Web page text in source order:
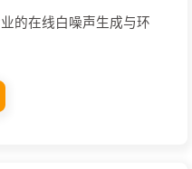
的在线白噪声生成与环